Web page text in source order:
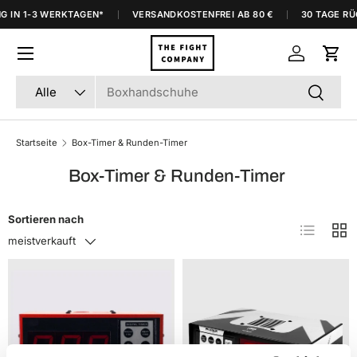
Direkt zum Inhalt
IN 1-3 WERKTAGEN* VERSANDKOSTENFREI AB 80 € 30 TAGE
Alle Suchen
Einloggen
Startseite Box-Timer & Runden-Timer
Box-Timer & Runden-Timer
Sortieren nach
meistverkauft